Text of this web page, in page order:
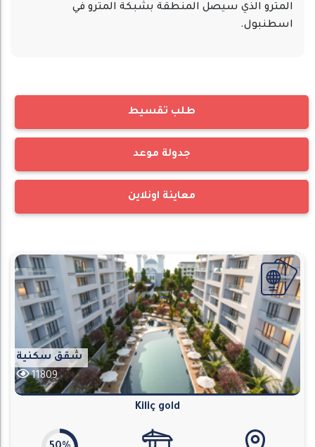
المترو الذي سيصل المنطقة بشبكة المترو في
اسطنبول.
طلب تقسيط
جدولة موعد
معاينة اونلاين
شقق سكنية
11809
Kiliç gold